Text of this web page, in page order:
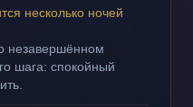
несколько ночей
незавершённом
шага: спокойный